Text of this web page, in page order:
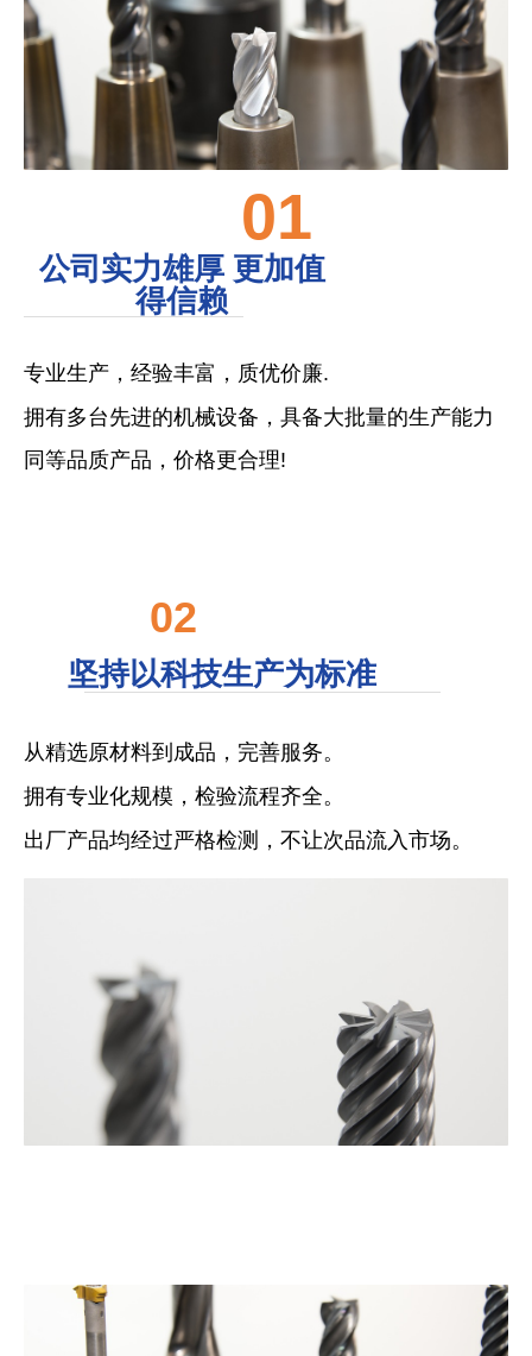
公司实力雄厚 更加值
得信赖
专业生产，经验丰富，质优价廉.
拥有多台先进的机械设备，具备大批量的生产能力
同等品质产品，价格更合理!
01
坚持以科技生产为标准
从精选原材料到成品，完善服务。
拥有专业化规模，检验流程齐全。
出厂产品均经过严格检测，不让次品流入市场。
02